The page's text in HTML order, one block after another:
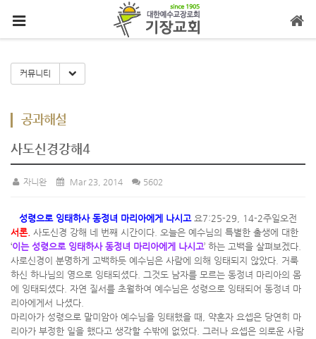
커뮤니티 Toggle Dropdown
공과해설
사도신경강해4
자니완 Mar 23, 2014 5602
성령으로 잉태하사 동정녀 마리아에게 나시고요7:25-29, 14-2주일오전
서론. 사도신경 강해 네 번째 시간이다. 오늘은 예수님의 특별한 출생에 대한
‘이는 성령으로 잉태하사 동정녀 마리아에게 나시고’ 하는 고백을 살펴보겠다.
사로신경이 분명하게 고백하듯 예수님은 사람에 의해 잉태되지 않았다. 거룩
하신 하나님의 영으로 잉태되셨다. 그것도 남자를 모르는 동정녀 마리아의 몸
에 잉태되셨다. 자연 질서를 초월하여 예수님은 성령으로 잉태되어 동정녀 마
리아에게서 나셨다.
마리아가 성령으로 말미암아 예수님을 잉태했을 때, 약혼자 요셉은 당연히 마
리아가 부정한 일을 했다고 생각할 수밖에 없었다. 그러나 요셉은 의로운 사람